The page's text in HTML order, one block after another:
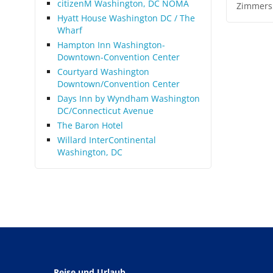
citizenM Washington, DC NOMA
Hyatt House Washington DC / The
Wharf
Hampton Inn Washington-
Downtown-Convention Center
Courtyard Washington
Downtown/Convention Center
Days Inn by Wyndham Washington
DC/Connecticut Avenue
The Baron Hotel
Willard InterContinental
Washington, DC